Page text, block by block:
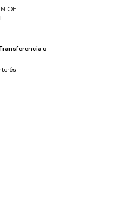
OF
o